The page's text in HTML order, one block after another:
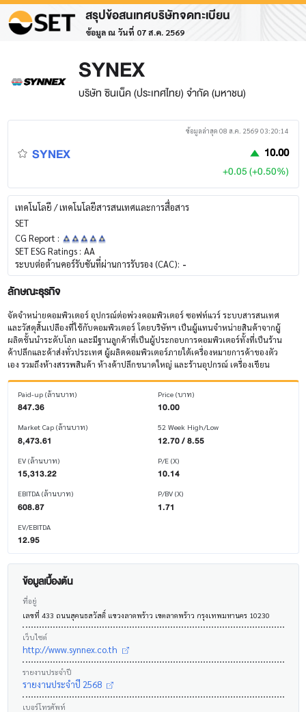
สรุปข้อสนเทศบริษัทจดทะเบียน
ข้อมูล ณ วันที่ 07 ส.ค. 2569
SYNEX
บริษัท ซินเน็ค (ประเทศไทย) จำกัด (มหาชน)
ข้อมูลล่าสุด 08 ส.ค. 2569 03:20:14
SYNEX 10.00
+0.05 (+0.50%)
เทคโนโลยี / เทคโนโลยีสารสนเทศและการสื่อสาร
SET
CG Report :
SET ESG Ratings : AA
ระบบต่อต้านคอร์รับชันที่ผ่านการรับรอง (CAC): -
ลักษณะธุรกิจ
จัดจำหน่ายคอมพิวเตอร์ อุปกรณ์ต่อพ่วงคอมพิวเตอร์ ซอฟท์แวร์ ระบบสารสนเทศ
และวัสดุสิ้นเปลืองที่ใช้กับคอมพิวเตอร์ โดยบริษัทฯ เป็นผู้แทนจำหน่ายสินค้าจากผู้
ผลิตชั้นนำระดับโลก และมีฐานลูกค้าที่เป็นผู้ประกอบการคอมพิวเตอร์ทั้งที่เป็นร้าน
ค้าปลีกและค้าส่งทั่วประเทศ ผู้ผลิตคอมพิวเตอร์ภายใต้เครื่องหมายการค้าของตัว
เอง รวมถึงห้างสรรพสินค้า ห้างค้าปลีกขนาดใหญ่ และร้านอุปกรณ์ เครื่องเขียน
Paid-up (ล้านบาท)
847.36
Market Cap (ล้านบาท)
8,473.61
EV (ล้านบาท)
15,313.22
EBITDA (ล้านบาท)
608.87
EV/EBITDA
12.95
Price (บาท)
10.00
52 Week High/Low
12.70 / 8.55
P/E (X)
10.14
P/BV (X)
1.71
ข้อมูลเบื้องต้น
ที่อยู่
เลขที่ 433 ถนนสุคนธสวัสดิ์ แขวงลาดพร้าว เขตลาดพร้าว กรุงเทพมหานคร 10230
เว็บไซต์
http://www.synnex.co.th
รายงานประจำปี
รายงานประจำปี 2568
เบอร์โทรศัพท์